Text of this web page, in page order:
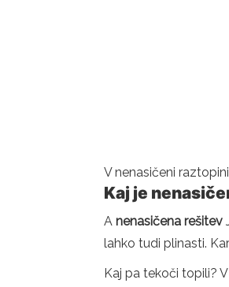
V nenasičeni
Kaj je
A nenasičena rešitev
lahko tudi plinasti.
Kaj pa tekoči topili?